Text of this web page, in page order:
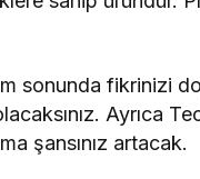
sonunda fikrinizi
Ayrıca
şansınız artacak.